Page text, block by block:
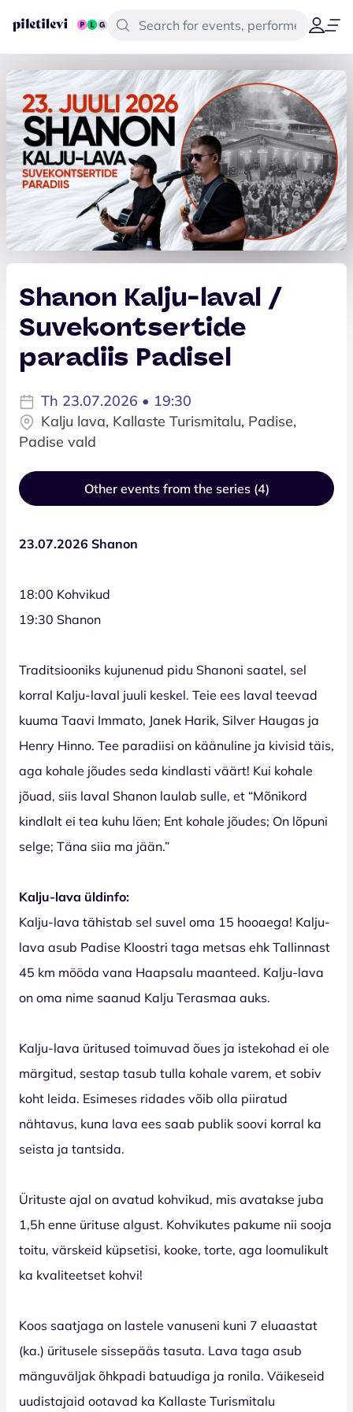
Shanon Kalju-laval /
Suvekontsertide
paradiis Padisel
Th 23.07.2026 • 19:30
Kalju lava, Kallaste Turismitalu, Padise,
Padise vald
Other events from the series (4)
23.07.2026 Shanon
18:00 Kohvikud
19:30 Shanon
Traditsiooniks kujunenud pidu Shanoni saatel, sel
korral Kalju-laval juuli keskel. Teie ees laval teevad
kuuma Taavi Immato, Janek Harik, Silver Haugas ja
Henry Hinno. Tee paradiisi on käänuline ja kivisid täis,
aga kohale jõudes seda kindlasti väärt! Kui kohale
jõuad, siis laval Shanon laulab sulle, et “Mõnikord
kindlalt ei tea kuhu läen; Ent kohale jõudes; On lõpuni
selge; Täna siia ma jään.”
Kalju-lava üldinfo:
Kalju-lava tähistab sel suvel oma 15 hooaega! Kalju-
lava asub Padise Kloostri taga metsas ehk Tallinnast
45 km mööda vana Haapsalu maanteed. Kalju-lava
on oma nime saanud Kalju Terasmaa auks.
Kalju-lava üritused toimuvad õues ja istekohad ei ole
märgitud, sestap tasub tulla kohale varem, et sobiv
koht leida. Esimeses ridades võib olla piiratud
nähtavus, kuna lava ees saab publik soovi korral ka
seista ja tantsida.
Ürituste ajal on avatud kohvikud, mis avatakse juba
1,5h enne ürituse algust. Kohvikutes pakume nii sooja
toitu, värskeid küpsetisi, kooke, torte, aga loomulikult
ka kvaliteetset kohvi!
Koos saatjaga on lastele vanuseni kuni 7 eluaastat
(ka.) üritusele sissepääs tasuta. Lava taga asub
mänguväljak õhkpadi batuudiga ja ronila. Väikeseid
uudistajaid ootavad ka Kallaste Turismitalu